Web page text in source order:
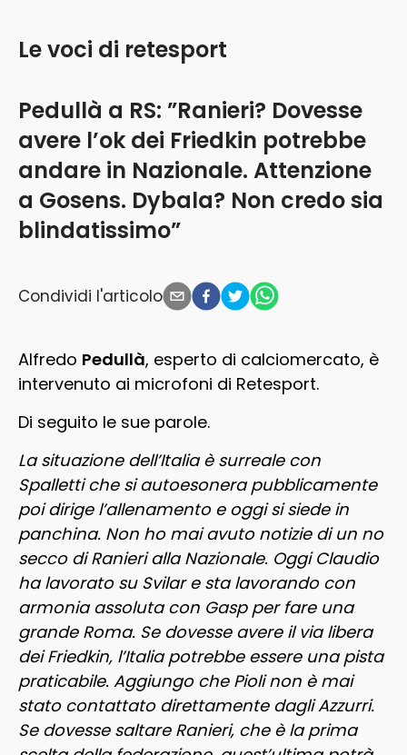
Pedullà a RS: ”Ranieri? Dovesse
avere l’ok dei Friedkin potrebbe
andare in Nazionale. Attenzione
a Gosens. Dybala? Non credo sia
blindatissimo”
Le voci di retesport
Condividi l'articolo
Alfredo Pedullà, esperto di calciomercato, è
intervenuto ai microfoni di Retesport.
Di seguito le sue parole.
La situazione dell’Italia è surreale con
Spalletti che si autoesonera pubblicamente
poi dirige l’allenamento e oggi si siede in
panchina. Non ho mai avuto notizie di un no
secco di Ranieri alla Nazionale. Oggi Claudio
ha lavorato su Svilar e sta lavorando con
armonia assoluta con Gasp per fare una
grande Roma. Se dovesse avere il via libera
dei Friedkin, l’Italia potrebbe essere una pista
praticabile. Aggiungo che Pioli non è mai
stato contattato direttamente dagli Azzurri.
Se dovesse saltare Ranieri, che è la prima